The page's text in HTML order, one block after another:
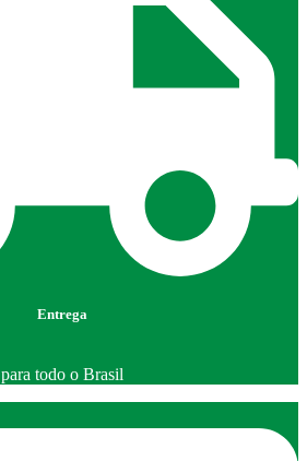
Entrega
para todo o Brasil